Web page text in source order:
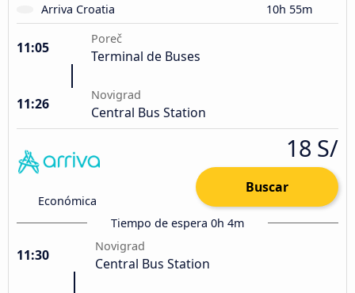
Arriva Croatia
10h 55m
11:05
Poreč
Terminal de Buses
11:26
Novigrad
Central Bus Station
Económica
18 S/
Buscar
Tiempo de espera 0h 4m
11:30
Novigrad
Central Bus Station